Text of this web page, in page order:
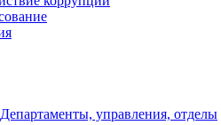
Департаменты, управления, отделы